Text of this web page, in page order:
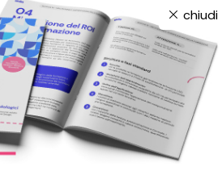
Skilla
e anche
challenger", a cui si
ovvero in grado
a catalogo,
bespoke, servizi
e piattaforme.
chiudi